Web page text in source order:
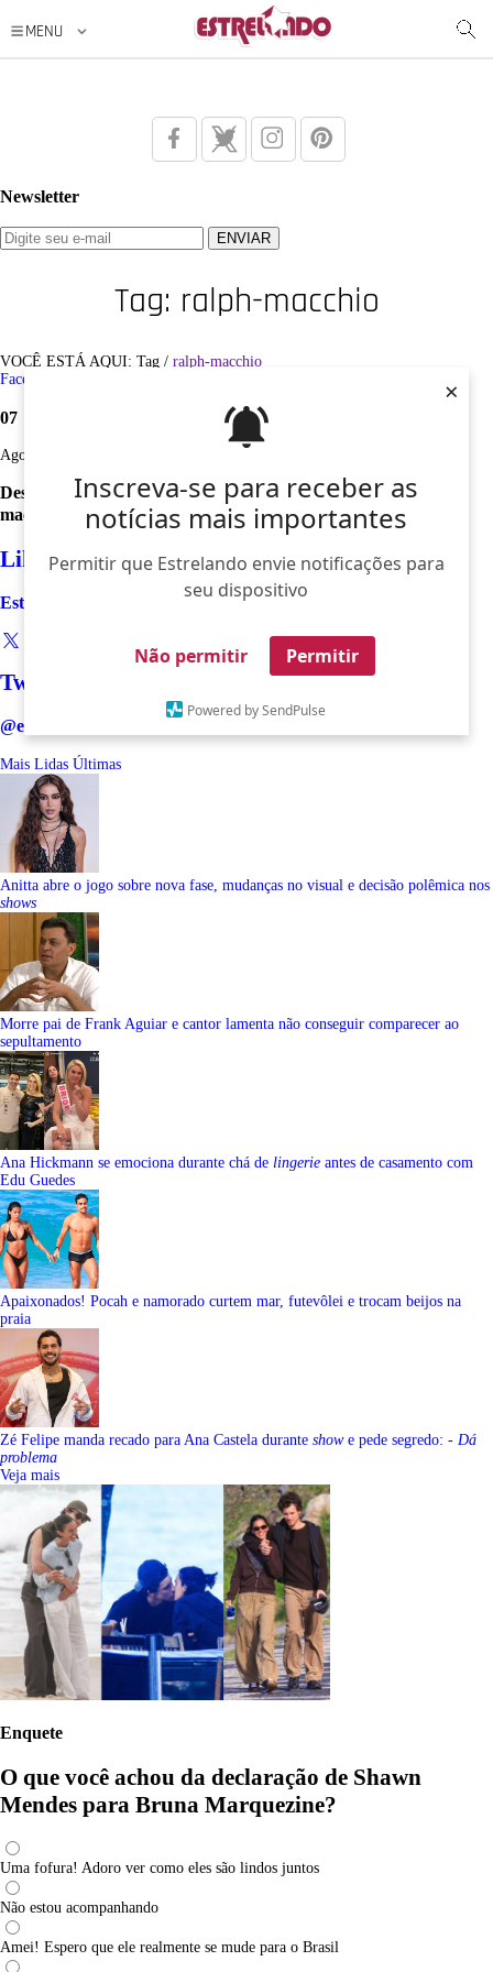
Inscreva-se para receber as
notícias mais importantes
Permitir que Estrelando envie notificações para
seu dispositivo
Não permitir Permitir
Powered by SendPulse
×
Newsletter
Tag: ralph-macchio
VOCÊ ESTÁ AQUI: Tag / ralph-macchio
Facebook
07
Ago
Desculpe, não foi encontrado nenhum registro sobre: ralph-
macchio
Like
Estrelando
Twitter
@estrelando
Mais Lidas Últimas
Anitta abre o jogo sobre nova fase, mudanças no visual e decisão polêmica nos
shows
Morre pai de Frank Aguiar e cantor lamenta não conseguir comparecer ao
sepultamento
Ana Hickmann se emociona durante chá de lingerie antes de casamento com
Edu Guedes
Apaixonados! Pocah e namorado curtem mar, futevôlei e trocam beijos na
praia
Zé Felipe manda recado para Ana Castela durante showe pede segredo: - Dá
problema
Veja mais
Enquete
O que você achou da declaração de Shawn
Mendes para Bruna Marquezine?
Uma fofura! Adoro ver como eles são lindos juntos
Não estou acompanhando
Amei! Espero que ele realmente se mude para o Brasil